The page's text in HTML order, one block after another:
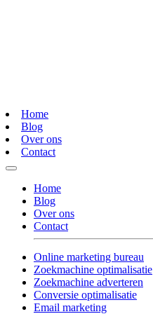
Home
Blog
Over ons
Contact
Home
Blog
Over ons
Contact
Online marketing bureau
Zoekmachine optimalisatie
Zoekmachine adverteren
Conversie optimalisatie
Email marketing